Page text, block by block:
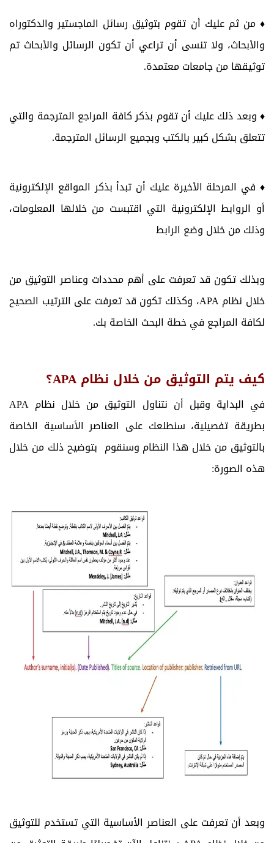
♦ من ثم عليك أن تقوم بتوثيق رسائل الماجستير والدكتوراه
والأبحاث، ولا تنسى أن تراعي أن تكون الرسائل والأبحاث تم
توثيقها من جامعات معتمدة.
♦ وبعد ذلك عليك أن تقوم بذكر كافة المراجع المترجمة والتي
تتعلق بشكل كبير بالكتب وبجميع الرسائل المترجمة.
♦ في المرحلة الأخيرة عليك أن تبدأ بذكر المواقع الإلكترونية
أو الروابط الإلكترونية التي اقتبست من خلالها المعلومات،
وذلك من خلال وضع الرابط
وبذلك تكون قد تعرفت على أهم محددات وعناصر التوثيق من
خلال نظام APA، وكذلك تكون قد تعرفت على الترتيب الصحيح
لكافة المراجع في خطة البحث الخاصة بك.
كيف يتم التوثيق من خلال نظام APA؟
في البداية وقبل أن نتناول التوثيق من خلال نظام APA
بطريقة تفصيلية، سنطلعك على العناصر الأساسية الخاصة
بالتوثيق من خلال هذا النظام وسنقوم بتوضيح ذلك من خلال
هذه الصورة:
وبعد أن تعرفت على العناصر الأساسية التي تستخدم للتوثيق